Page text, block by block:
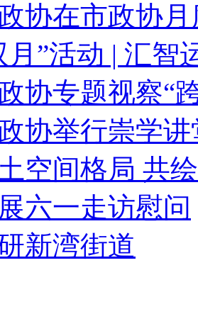
协在市政协
月”活动 | 汇智
协专题视察“
协举行崇学
空间格局 共
六一走访慰问
新湾街道